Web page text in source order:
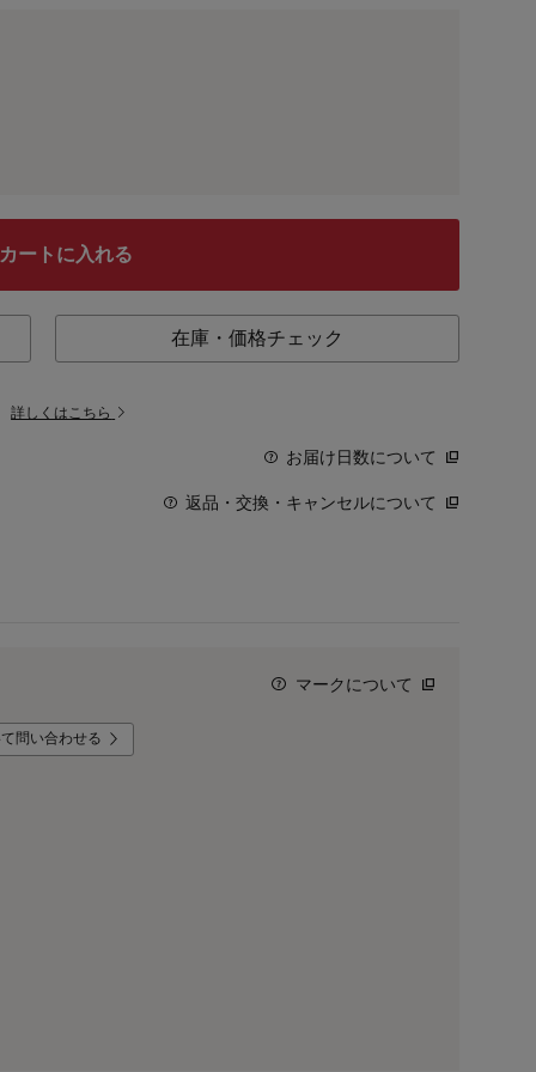
カートに入れる
在庫・価格チェック
詳しくはこちら
お届け日数について
返品・交換・キャンセルについて
マークについて
問い合わせる